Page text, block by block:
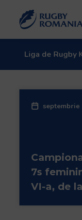
in
reader.
Accessibility
Liga de Rugby
septembrie
7s
VI-a, de